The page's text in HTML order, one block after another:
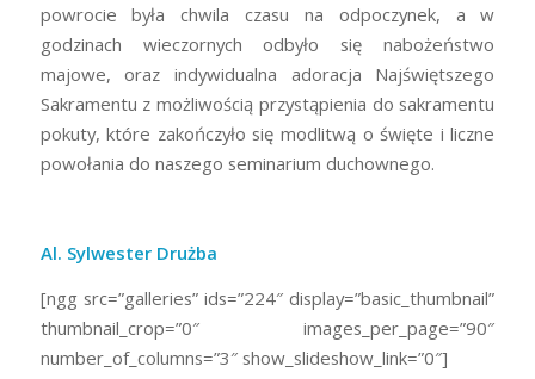
powrocie była chwila czasu na odpoczynek, a w
godzinach wieczornych odbyło się nabożeństwo
majowe, oraz indywidualna adoracja Najświętszego
Sakramentu z możliwością przystąpienia do sakramentu
pokuty, które zakończyło się modlitwą o święte i liczne
powołania do naszego seminarium duchownego.
Al. Sylwester Drużba
[ngg src=”galleries” ids=”224″ display=”basic_thumbnail”
thumbnail_crop=”0″ images_per_page=”90″
number_of_columns=”3″ show_slideshow_link=”0″]